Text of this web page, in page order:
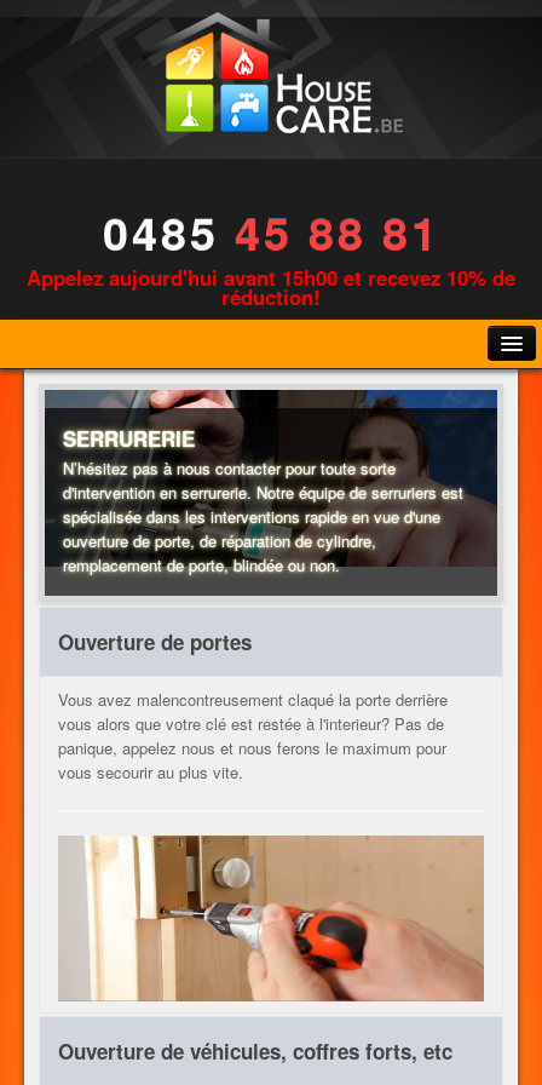
0485 45 88 81
Appelez aujourd'hui avant 15h00 et recevez 10% de
réduction!
PLOMBERIE
CHAUFFAGE
AUTRES METIERS
SERRURERIE
N’hésitez pas à nous contacter pour toute sorte
d'intervention en serrurerie. Notre équipe de serruriers est
spécialisée dans les interventions rapide en vue d'une
ouverture de porte, de réparation de cylindre,
remplacement de porte, blindée ou non.
Ouverture de portes
Vous avez malencontreusement claqué la porte derrière
vous alors que votre clé est restée à l'interieur? Pas de
panique, appelez nous et nous ferons le maximum pour
vous secourir au plus vite.
Ouverture de véhicules, coffres forts, etc